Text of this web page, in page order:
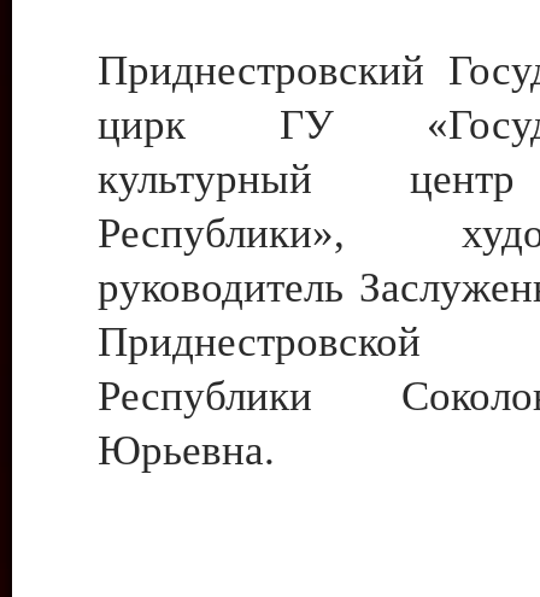
Приднестровский
цирк ГУ
культурный
Республики»,
руководитель
Приднестровской
Республики
Юрьевна.